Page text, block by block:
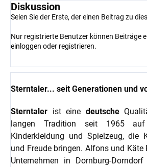
Diskussion
Seien Sie der Erste, der einen Beitrag zu
Nur registrierte Benutzer können Beiträge
einloggen oder registrieren.
Sterntaler... seit Generationen und
Sterntaler ist eine deutsche
langen Tradition seit 1965
Kinderkleidung und Spielzeug, die
und Freude bringen. Alfons und Käte
Unternehmen in Dornburg-